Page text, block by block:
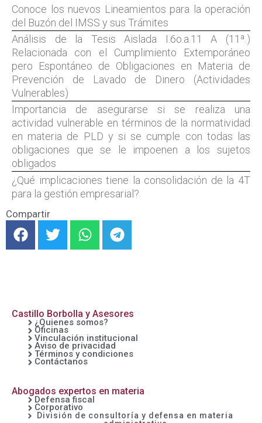
Conoce los nuevos Lineamientos para la operación
del Buzón del IMSS y sus Trámites
Análisis de la Tesis Aislada I.6o.a.11 A (11ª.)
Relacionada con el Cumplimiento Extemporáneo
pero Espontáneo de Obligaciones en Materia de
Prevención de Lavado de Dinero (Actividades
Vulnerables)
Importancia de asegurarse si se realiza una
actividad vulnerable en términos de la normatividad
en materia de PLD y si se cumple con todas las
obligaciones que se le impoenen a los sujetos
obligados
¿Qué implicaciones tiene la consolidación de la 4T
para la gestión empresarial?
Compartir
F
a
o
T
w
r
W
h
p
p
T
e
a
Castillo Borbolla y Asesores
¿Quienes somos?
Oficinas
Vinculación institucional
Aviso de privacidad
Términos y condiciones
Contáctanos
Abogados expertos en materia
Defensa fiscal
Corporativo
División de consultoría y defensa en materia